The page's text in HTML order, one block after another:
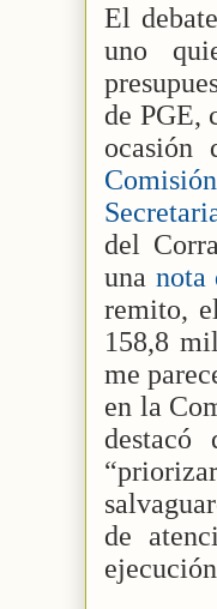
El
uno
de PGE,
ocasión
del
una nota
remito,
158,8
me
en la
destacó
de